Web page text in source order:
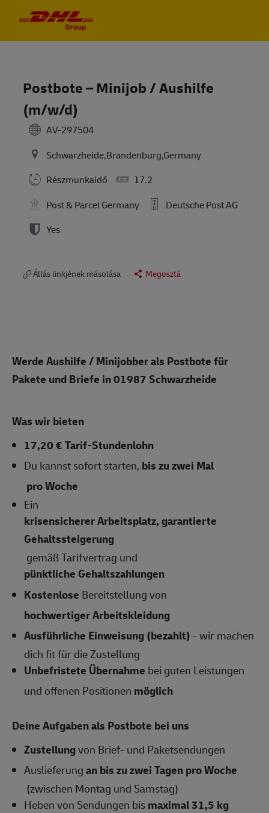
Postbote – Minijob / Aushilfe
(m/w/d)
AV-297504
Schwarzheide,Brandenburg,Germany
Részmunkaidő
17.2
Post & Parcel Germany
Deutsche Post AG
Yes
Állás linkjének másolása Megosztá
Werde Aushilfe / Minijobber als Postbote für
Pakete und Briefe in01987 Schwarzheide
Was wir bieten
17,20 € Tarif-Stundenlohn
Du kannst sofort starten, bis zu zwei Mal
pro Woche
Ein
krisensicherer Arbeitsplatz, garantierte
Gehaltssteigerung
gemäß Tarifvertrag und
pünktliche Gehaltszahlungen
Kostenlose Bereitstellung von
hochwertiger Arbeitskleidung
Ausführliche Einweisung (bezahlt)- wir machen
dich fit für die Zustellung
Unbefristete Übernahme bei guten Leistungen
und offenen Positionen möglich
Deine Aufgaben als Postbote bei uns
Zustellungvon Brief- und Paketsendungen
Auslieferunganbis zu zwei Tagen pro Woche
(zwischen Montag und Samstag)
Heben von Sendungen bismaximal 31,5 kg